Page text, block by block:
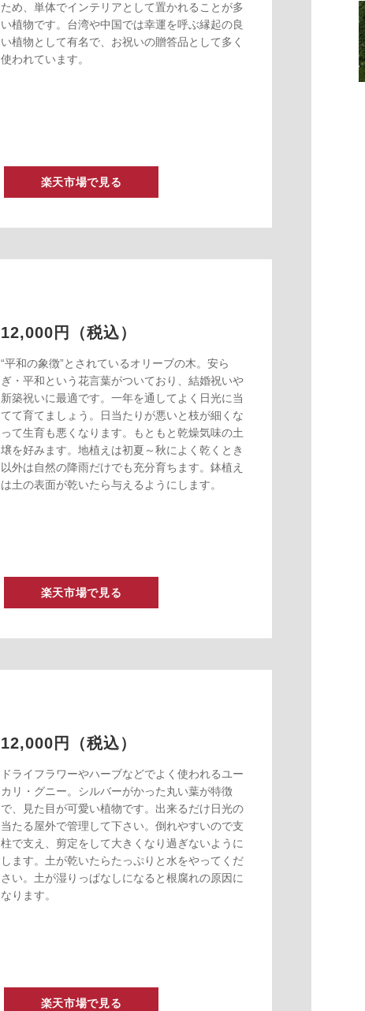
ため、単体でインテリアとして置かれることが多
い植物です。台湾や中国では幸運を呼ぶ縁起の良
い植物として有名で、お祝いの贈答品として多く
使われています。
楽天市場で見る
12,000円（税込）
“平和の象徴”とされているオリーブの木。安ら
ぎ・平和という花言葉がついており、結婚祝いや
新築祝いに最適です。一年を通してよく日光に当
てて育てましょう。日当たりが悪いと枝が細くな
って生育も悪くなります。もともと乾燥気味の土
壌を好みます。地植えは初夏～秋によく乾くとき
以外は自然の降雨だけでも充分育ちます。鉢植え
は土の表面が乾いたら与えるようにします。
楽天市場で見る
12,000円（税込）
ドライフラワーやハーブなどでよく使われるユー
カリ・グニー。シルバーがかった丸い葉が特徴
で、見た目が可愛い植物です。出来るだけ日光の
当たる屋外で管理して下さい。倒れやすいので支
柱で支え、剪定をして大きくなり過ぎないように
します。土が乾いたらたっぷりと水をやってくだ
さい。土が湿りっぱなしになると根腐れの原因に
なります。
楽天市場で見る